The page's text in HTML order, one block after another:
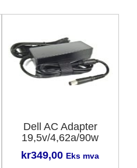
Dell AC Adapter
19,5v/4,62a/90w
kr349,00 Eks mva